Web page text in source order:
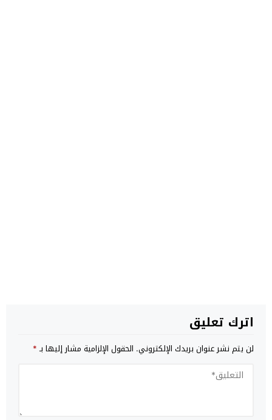
اترك تعليق
لن يتم نشر عنوان بريدك الإلكتروني. الحقول الإلزامية مشار إليها بـ*